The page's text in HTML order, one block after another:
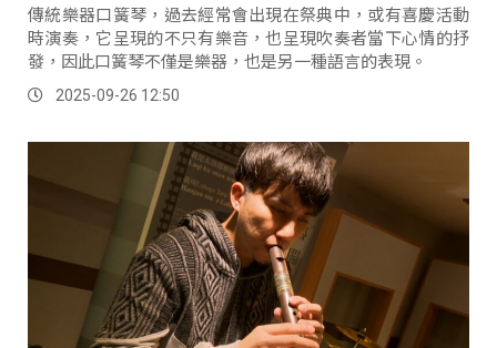
傳統樂器口簧琴，過去經常會出現在祭典中，或有喜慶活動
時演奏，它呈現的不只有樂音，也呈現吹奏者當下心情的抒
發，因此口簧琴不僅是樂器，也是另一種語言的表現。
2025-09-26 12:50